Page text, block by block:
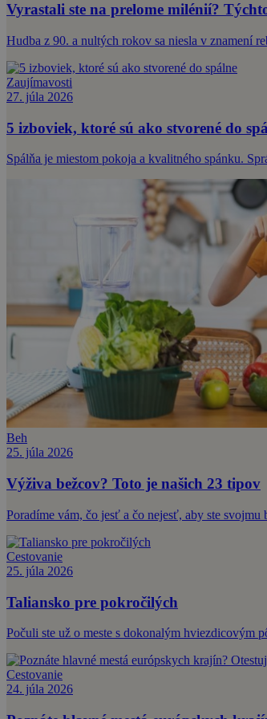
Vyrastali ste na prelome milénií?
Hudba z 90. a nultých rokov sa niesla v znamení
Zaujímavosti
27. júla 2026
5 izboviek, ktoré sú ako stvorené do
Spálňa je miestom pokoja a kvalitného spánku.
Beh
25. júla 2026
Výživa bežcov? Toto je našich 23 tipov
Poradíme vám, čo jesť a čo nejesť, aby ste
Cestovanie
25. júla 2026
Taliansko pre pokročilých
Počuli ste už o meste s dokonalým hviezdicovým
Cestovanie
24. júla 2026